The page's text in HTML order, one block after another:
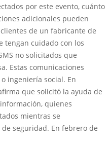
por este evento, cuánto
adicionales pueden
de un fabricante de
tengan cuidado con los
no solicitados que
Estas comunicaciones
ingeniería social. En
que solicitó la ayuda de
quienes
mientras se
seguridad. En febrero de